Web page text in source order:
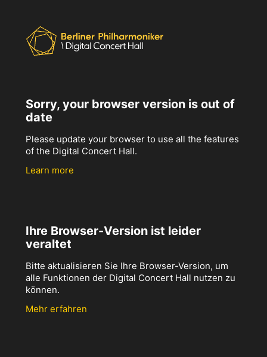
Sorry, your browser version is out of
date
Please update your browser to use all the features
of the Digital Concert Hall.
Learn more
Ihre Browser-Version ist leider
veraltet
Bitte aktualisieren Sie Ihre Browser-Version, um
alle Funktionen der Digital Concert Hall nutzen zu
können.
Mehr erfahren